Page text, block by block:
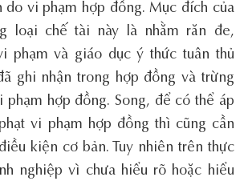
do vi phạm hợp đồng. Mục đích của
loại chế tài này là nhằm răn đe,
phạm và giáo dục ý thức tuân thủ
ghi nhận trong hợp đồng và trừng
phạm hợp đồng. Song, để có thể áp
vi phạm hợp đồng thì cũng cần
kiện cơ bản. Tuy nhiên trên thực
nghiệp vì chưa hiểu rõ hoặc hiểu